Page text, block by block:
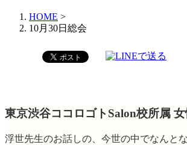
HOME >
10月30日総会
東京渋谷ココロゴトSalon校所属
浮世先生のお話しの、今世の中でなんと